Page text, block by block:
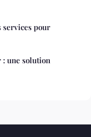
services pour
: une solution